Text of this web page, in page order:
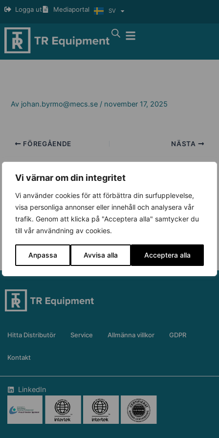
Vi värnar om din integritet
Vi använder cookies för att förbättra din surfupplevelse,
visa personliga annonser eller innehåll och analysera vår
trafik. Genom att klicka på "Acceptera alla" samtycker du
till vår användning av cookies.
Anpassa Avvisa alla Acceptera alla
Hoppa
innehåll
Logga ut Mediaportal SV
EN
Av johan.byrmo@mecs.se / november 17, 2025
FÖREGÅENDE NÄSTA
Hitta Distributör Service Allmänna villkor GDPR
Kontakt
LinkedIn